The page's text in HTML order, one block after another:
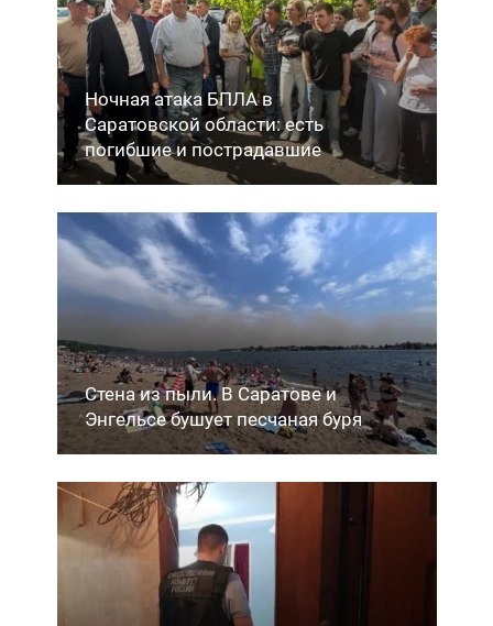
Ночная атака БПЛА в
Саратовской области: есть
погибшие и пострадавшие
Стена из пыли. В Саратове и
Энгельсе бушует песчаная буря